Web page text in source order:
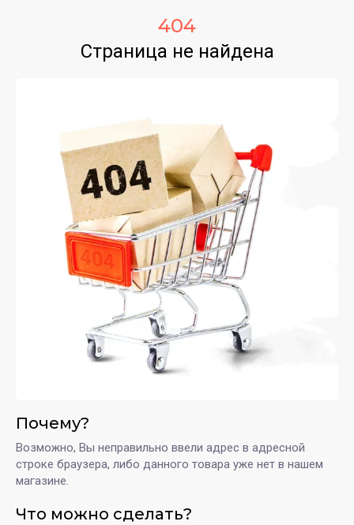
404
Страница не найдена
Почему?
Возможно, Вы неправильно ввели адрес в адресной
строке браузера, либо данного товара уже нет в нашем
магазине.
Что можно сделать?